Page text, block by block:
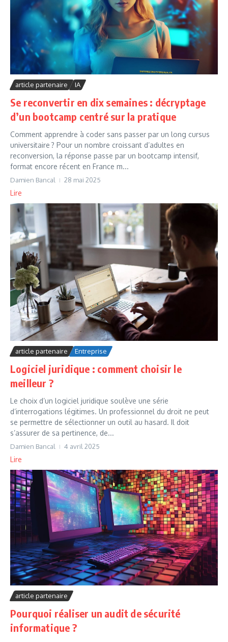
article partenaire IA
Se reconvertir en dix semaines : décryptage
d’un bootcamp centré sur la pratique
Comment apprendre à coder sans passer par un long cursus
universitaire ? Pour un nombre croissant d’adultes en
reconversion, la réponse passe par un bootcamp intensif,
format encore récent en France m...
Damien Bancal 28 mai 2025
Lire
article partenaire Entreprise
Logiciel juridique : comment choisir le
meilleur ?
Le choix d’un logiciel juridique soulève une série
d’interrogations légitimes. Un professionnel du droit ne peut
se permettre de sélectionner un outil au hasard. Il doit
s’assurer de sa pertinence, de...
Damien Bancal 4 avril 2025
Lire
article partenaire
Pourquoi réaliser un audit de sécurité
informatique ?